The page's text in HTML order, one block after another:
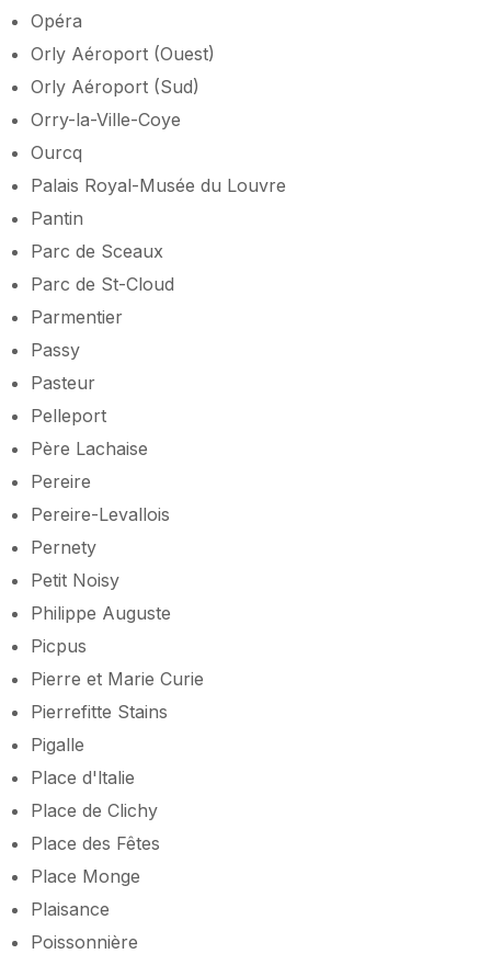
Opéra
Orly Aéroport (Ouest)
Orly Aéroport (Sud)
Orry-la-Ville-Coye
Ourcq
Palais Royal-Musée du Louvre
Pantin
Parc de Sceaux
Parc de St-Cloud
Parmentier
Passy
Pasteur
Pelleport
Père Lachaise
Pereire
Pereire-Levallois
Pernety
Petit Noisy
Philippe Auguste
Picpus
Pierre et Marie Curie
Pierrefitte Stains
Pigalle
Place d'ltalie
Place de Clichy
Place des Fêtes
Place Monge
Plaisance
Poissonnière